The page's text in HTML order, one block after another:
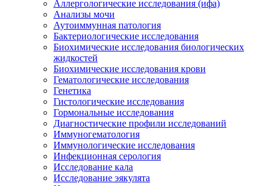
Аллергологические исследования (ифа)
Анализы мочи
Аутоиммунная патология
Бактериологические исследования
Биохимические исследования биологических
жидкостей
Биохимические исследования крови
Гематологические исследования
Генетика
Гистологические исследования
Гормональные исследования
Диагностические профили исследований
Иммуногематология
Иммунологические исследования
Инфекционная серология
Исследование кала
Исследование эякулята